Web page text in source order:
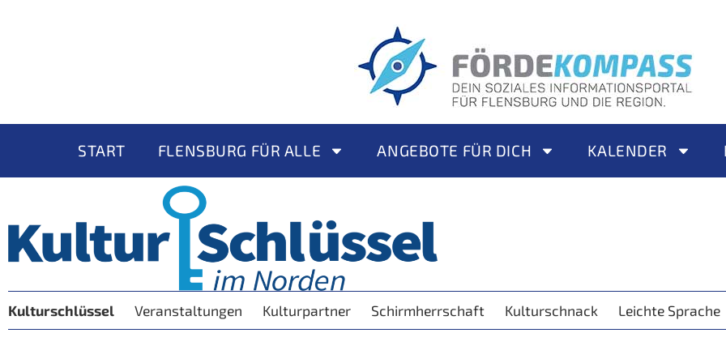
START FLENSBURG FÜR ALLE ANGEBOTE FÜR DICH KALENDER
Kulturschlüssel Veranstaltungen Kulturpartner Schirmherrschaft Kulturschnack Leichte Sprache